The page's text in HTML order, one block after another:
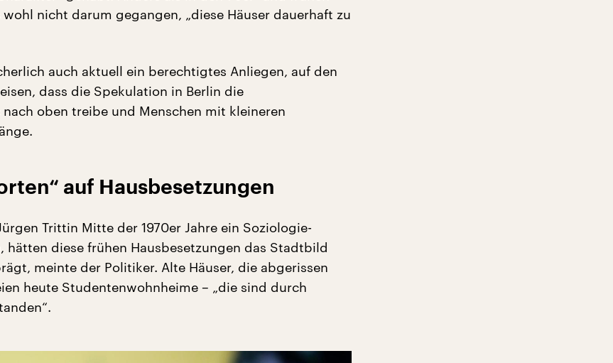
wohl nicht darum gegangen, „diese Häuser dauerhaft zu
auch aktuell ein berechtigtes Anliegen, auf den
dass die Spekulation in Berlin die
oben treibe und Menschen mit kleineren
auf Hausbesetzungen
Trittin Mitte der 1970er Jahre ein Soziologie-
hätten diese frühen Hausbesetzungen das Stadtbild
meinte der Politiker. Alte Häuser, die abgerissen
heute Studentenwohnheime – „die sind durch